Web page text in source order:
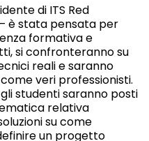
di ITS Red
– è stata pensata per
formativa e
si confronteranno su
reali e saranno
veri professionisti.
studenti saranno posti
relativa
su come
un progetto